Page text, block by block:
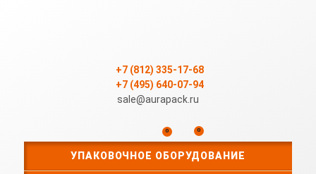
+7 (812) 335-17-68
+7 (495) 640-07-94
sale@aurapack.ru
0 0
УПАКОВОЧНОЕ ОБОРУДОВАНИЕ